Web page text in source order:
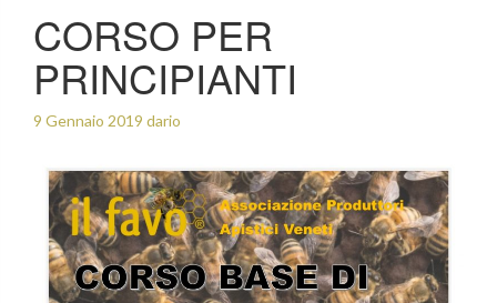
CORSO PER
PRINCIPIANTI
9 Gennaio 2019 dario